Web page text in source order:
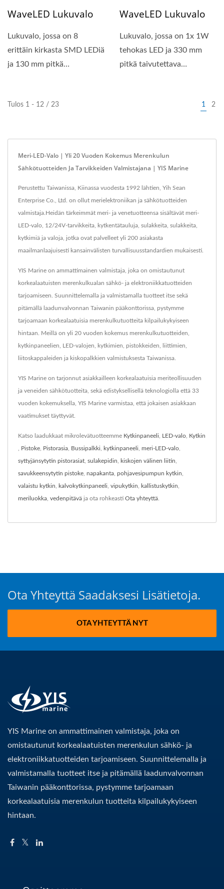
WaveLED Lukuvalo
Lukuvalo, jossa on 8
erittäin kirkasta SMD LEDiä
ja 130 mm pitkä
WaveLED Lukuvalo
Lukuvalo, jossa on 1x 1W
tehokas LED ja 330 mm
pitkä taivutettava
Tulos 1 - 12 / 23 1 2
Meri-LED-Valo | Yli 20 Vuoden Kokemus Merenkulun
Sähkötuotteiden Ja Tarvikkeiden Valmistajana | YIS Marine
Perustettu Taiwanissa, Kiinassa vuodesta 1992 lähtien, Yih Sean
Enterprise Co., Ltd. on ollut merielektroniikan ja sähkötuotteiden
valmistaja.Heidän tärkeimmät meri- ja venetuotteensa sisältävät meri-
LED-valo, 12/24V-tarvikkeita, kytkentätauluja, sulakkeita, sulakkeita,
kytkimiä ja valoja, jotka ovat palvelleet yli 200 asiakasta
maailmanlaajuisesti kansainvälisten turvallisuusstandardien mukaisesti.
YIS Marine on ammattimainen valmistaja, joka on omistautunut
korkealaatuisten merenkulkualan sähkö- ja elektroniikkatuotteiden
tarjoamiseen. Suunnittelemalla ja valmistamalla tuotteet itse sekä
pitämällä laadunvalvonnan Taiwanin pääkonttorissa, pystymme
tarjoamaan korkealaatuisia merenkulkutuotteita kilpailukykyiseen
hintaan. Meillä on yli 20 vuoden kokemus merenkulkutuotteiden,
kytkinpaneelien, LED-valojen, kytkimien, pistokkeiden, liittimien,
liitoskappaleiden ja kiskopalkkien valmistuksesta Taiwanissa.
YIS Marine on tarjonnut asiakkailleen korkealaatuisia meriteollisuuden
ja veneiden sähkötuotteita, sekä edistyksellisellä teknologiolla että 33
vuoden kokemuksella, YIS Marine varmistaa, että jokaisen asiakkaan
vaatimukset täyttyvät.
Katso laadukkaat mikrolevätuotteemme Kytkinpaneeli LED-valo Kytkin
Pistoke Pistorasia Bussipalkki kytkinpaneeli meri-LED-valo
syttyjänsytytin pistorasiat sulakepidin kiskojen välinen liitin
savukkeensytytin pistoke napakanta pohjavesipumpun kytkin
valaistu kytkin kalvokytkinpaneeli vipukytkin kallistuskytkin
meriluokka vedenpitävä ja ota rohkeasti Ota yhteyttä
Ota Yhteyttä Saadaksesi Lisätietoja.
OTA YHTEYTTÄ NYT
YIS Marine on ammattimainen valmistaja, joka on
omistautunut korkealaatuisten merenkulun sähkö- ja
elektroniikkatuotteiden tarjoamiseen. Suunnittelemalla ja
valmistamalla tuotteet itse ja pitämällä laadunvalvonnan
Taiwanin pääkonttorissa, pystymme tarjoamaan
korkealaatuisia merenkulun tuotteita kilpailukykyiseen
hintaan.